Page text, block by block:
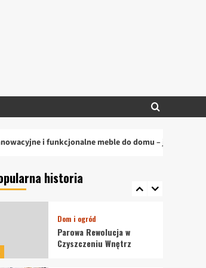
i funkcjonalne meble do domu – jak wybrać idealne
historia
Meble do domu –
jednym
bogactwo rokitnika
Dom i ogród
Parowa Rewolucja w
Czyszczeniu Wnętrz